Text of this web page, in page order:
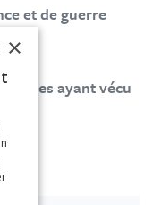
et de guerre
ayant vécu
×